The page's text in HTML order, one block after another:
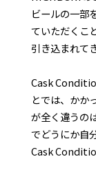
ビールの一部
ていただくこ
引き込まれて
Cask
とでは、かか
が全く違うの
でどうにか自
Cask